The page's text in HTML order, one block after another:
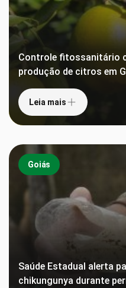
Controle fitossanitário
produção de citros em
Leia mais
Goiás
Saúde Estadual alerta
chikungunya durante